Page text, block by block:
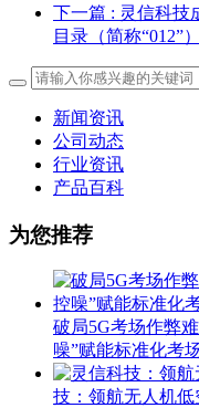
下一篇 : 灵信科技
目录（简称“012”）
新闻资讯
公司动态
行业资讯
产品百科
为您推荐
破局5G考场作弊
噪”赋能标准化考
技：领航无人机